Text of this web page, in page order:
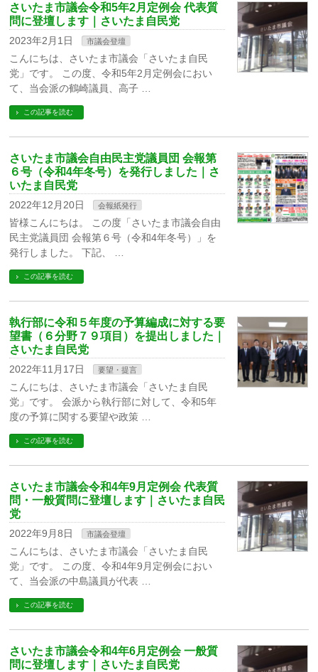
さいたま市議会令和5年2月定例会 代表質
問に登壇します｜さいたま自民党
2023年2月1日 市議会登壇
こんにちは、さいたま市議会「さいたま自民
党」です。 この度、令和5年2月定例会におい
て、当会派の鶴崎議員、高子 …
この記事を読む
さいたま市議会自由民主党議員団 会報第
６号（令和4年冬号）を発行しました｜さ
いたま自民党
2022年12月20日 会報紙発行
皆様こんにちは。 この度「さいたま市議会自由
民主党議員団 会報第６号（令和4年冬号）」を
発行しました。 下記、 …
この記事を読む
執行部に令和５年度の予算編成に対する要
望書（６分野７９項目）を提出しました｜
さいたま自民党
2022年11月17日 要望・提言
こんにちは、さいたま市議会「さいたま自民
党」です。 会派から執行部に対して、令和5年
度の予算に関する要望や政策 …
この記事を読む
さいたま市議会令和4年9月定例会 代表質
問・一般質問に登壇します｜さいたま自民
党
2022年9月8日 市議会登壇
こんにちは、さいたま市議会「さいたま自民
党」です。 この度、令和4年9月定例会におい
て、当会派の中島議員が代表 …
この記事を読む
さいたま市議会令和4年6月定例会 一般質
問に登壇します｜さいたま自民党